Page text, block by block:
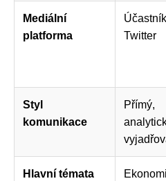
Mediální
platforma
Twitter
Styl
komunikace
Přímý,
Hlavní témata